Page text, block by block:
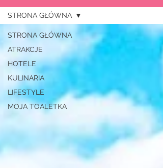
STRONA GŁÓWNA
ATRAKCJE
HOTELE
KULINARIA
LIFESTYLE
MOJA TOALETKA
STRONA GŁÓWNA